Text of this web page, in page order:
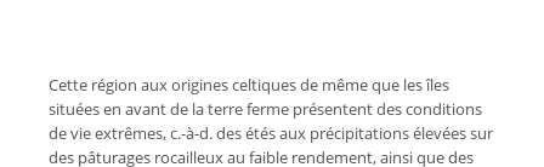
Cette région aux origines celtiques de même que les îles
situées en avant de la terre ferme présentent des conditions
de vie extrêmes, c.-à-d. des étés aux précipitations élevées sur
des pâturages rocailleux au faible rendement, ainsi que des